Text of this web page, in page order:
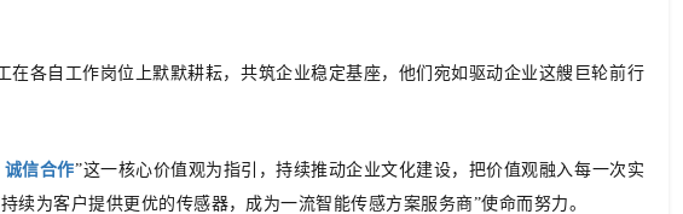
在各自工作岗位上默默耕耘，共筑企业稳定基座，他们宛如驱动企业这艘巨轮前行
信合作”这一核心价值观为指引，持续推动企业文化建设，把价值观融入每一次实
持续为客户提供更优的传感器，成为一流智能传感方案服务商”使命而努力。